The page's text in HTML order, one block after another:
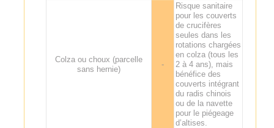
Colza ou choux (parcelle
sans hernie)
-
Risque sanitaire
pour les couverts
de crucifères
seules dans les
rotations chargées
en colza (tous les
2 à 4 ans), mais
bénéfice des
couverts intégrant
du radis chinois
ou de la navette
pour le piégeage
d’altises.